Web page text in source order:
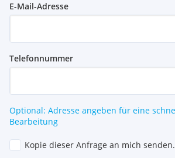
E-Mail-Adresse
Telefonnummer
Optional: Adresse angeben für eine
Bearbeitung
Kopie dieser Anfrage an mich senden.